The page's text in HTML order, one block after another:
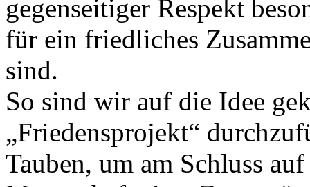
gegenseitiger Respekt
für ein friedliches
sind.
So sind wir auf die Idee
„Friedensprojekt“
Tauben, um am Schluss